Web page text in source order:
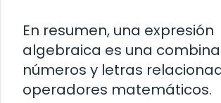
En resumen, una expresión
algebraica es una
números y letras
operadores matemáticos.